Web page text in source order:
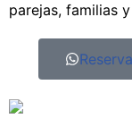
parejas, familias